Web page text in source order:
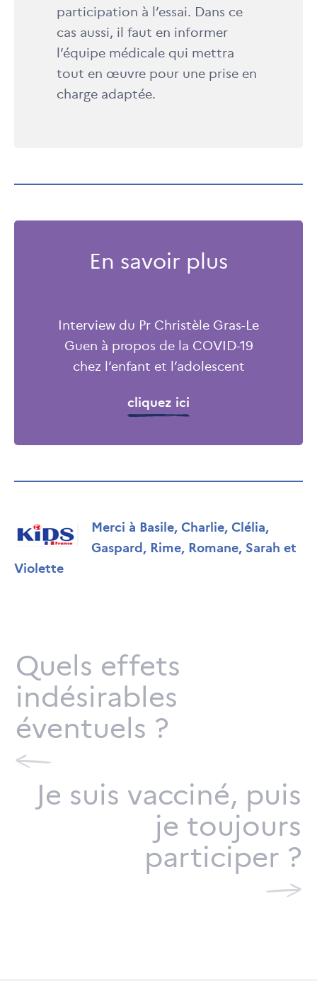
participation à l’essai. Dans ce
cas aussi, il faut en informer
l’équipe médicale qui mettra
tout en œuvre pour une prise en
charge adaptée.
En savoir plus
Interview du Pr Christèle Gras-Le
Guen à propos de la COVID-19
chez l’enfant et l’adolescent
cliquez ici
Merci à Basile, Charlie, Clélia,
Gaspard, Rime, Romane, Sarah et
Violette
Quels effets
indésirables
éventuels ?
Je suis vacciné, puis
je toujours
participer ?